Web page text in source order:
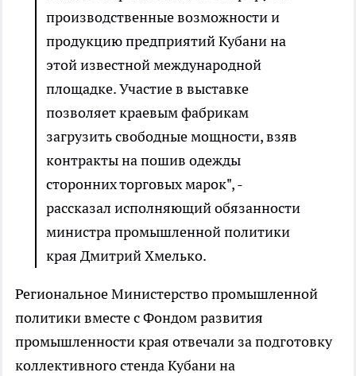
производственные возможности и
продукцию предприятий Кубани на
этой известной международной
площадке. Участие в выставке
позволяет краевым фабрикам
загрузить свободные мощности, взяв
контракты на пошив одежды
сторонних торговых марок", -
рассказал исполняющий обязанности
министра промышленной политики
края Дмитрий Хмелько.
Региональное Министерство промышленной
политики вместе с Фондом развития
промышленности края отвечали за подготовку
коллективного стенда Кубани на